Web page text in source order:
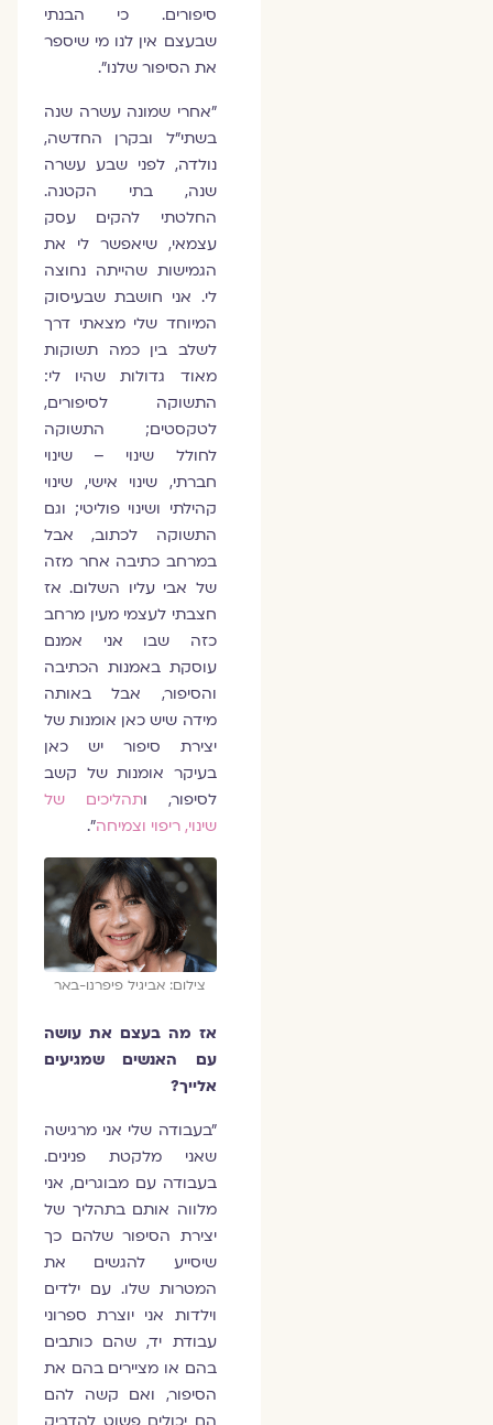
סיפורים. כי הבנתי
שבעצם אין לנו מי שיספר
את הסיפור שלנו".
"אחרי שמונה עשרה שנה
בשתי"ל ובקרן החדשה,
נולדה, לפני שבע עשרה
שנה, בתי הקטנה.
החלטתי להקים עסק
עצמאי, שיאפשר לי את
הגמישות שהייתה נחוצה
לי. אני חושבת שבעיסוק
המיוחד שלי מצאתי דרך
לשלב בין כמה תשוקות
מאוד גדולות שהיו לי:
התשוקה לסיפורים,
לטקסטים; התשוקה
לחולל שינוי – שינוי
חברתי, שינוי אישי, שינוי
קהילתי ושינוי פוליטי; וגם
התשוקה לכתוב, אבל
במרחב כתיבה אחר מזה
של אבי עליו השלום. אז
חצבתי לעצמי מעין מרחב
כזה שבו אני אמנם
עוסקת באמנות הכתיבה
והסיפור, אבל באותה
מידה שיש כאן אומנות של
יצירת סיפור יש כאן
בעיקר אומנות של קשב
לסיפור, ו
תהליכים של
שינוי, ריפוי וצמיחה".
צילום: אביגיל פיפרנו-באר
אז מה בעצם את עושה
עם האנשים שמגיעים
אלייך?
"בעבודה שלי אני מרגישה
שאני מלקטת פנינים.
בעבודה עם מבוגרים, אני
מלווה אותם בתהליך של
יצירת הסיפור שלהם כך
שיסייע להגשים את
המטרות שלו. עם ילדים
וילדות אני יוצרת ספרוני
עבודת יד, שהם כותבים
בהם או מציירים בהם את
הסיפור, ואם קשה להם